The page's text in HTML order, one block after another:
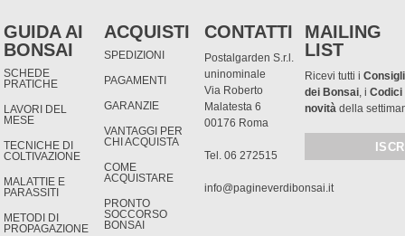
GUIDA AI
BONSAI
SCHEDE
PRATICHE
LAVORI DEL
MESE
TECNICHE DI
COLTIVAZIONE
MALATTIE E
PARASSITI
METODI DI
PROPAGAZIONE
ACQUISTI
SPEDIZIONI
PAGAMENTI
GARANZIE
VANTAGGI PER
CHI ACQUISTA
COME
ACQUISTARE
PRONTO
SOCCORSO
BONSAI
CONTATTI
Postalgarden S.r.l.
uninominale
Via Roberto
Malatesta 6
00176 Roma
Tel. 06 272515
info@pagineverdibonsai.it
MAILING
LIST
Ricevi tutti i
dei Bonsai, iCodici
novità della